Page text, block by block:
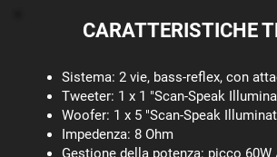
CARATTERISTICHE
Sistema: 2 vie, bass-reflex, con
Tweeter: 1 x 1 "Scan-Speak
Woofer: 1 x 5 "Scan-Speak
Impedenza: 8 Ohm
Gestione della potenza: picco 60W